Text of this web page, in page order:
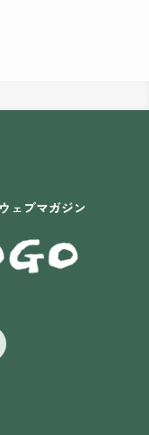
ェブマガジン